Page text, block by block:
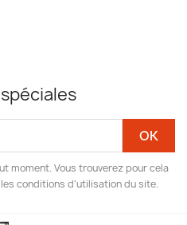
moment. Vous trouverez pour cela
conditions d'utilisation du site.